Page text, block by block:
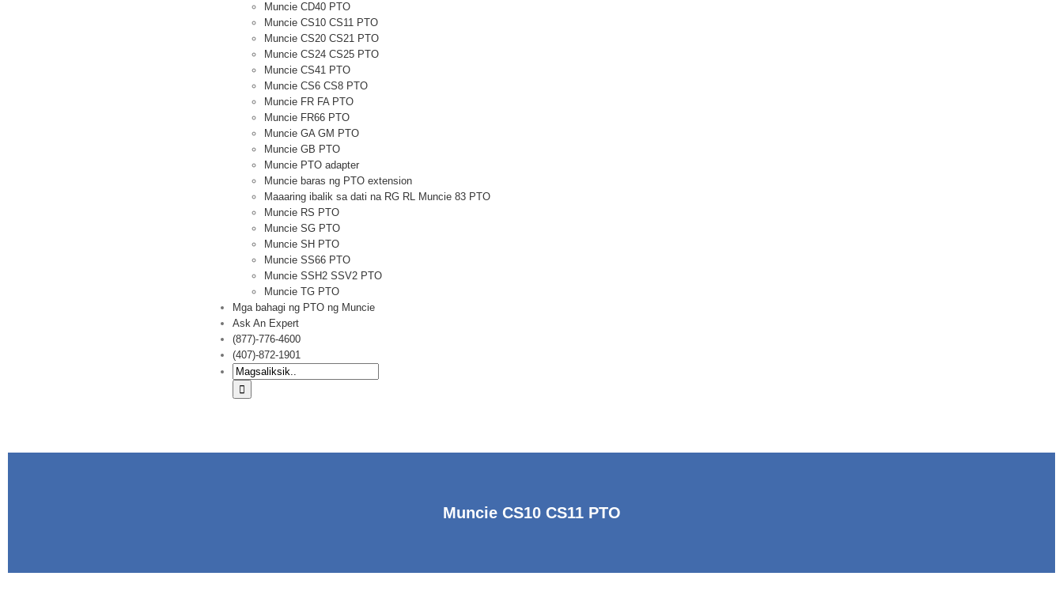
Muncie CD40 PTO
Muncie CS10 CS11 PTO
Muncie CS20 CS21 PTO
Muncie CS24 CS25 PTO
Muncie CS41 PTO
Muncie CS6 CS8 PTO
Muncie FR FA PTO
Muncie FR66 PTO
Muncie GA GM PTO
Muncie GB PTO
Muncie PTO adapter
Muncie baras ng PTO extension
Maaaring ibalik sa dati na RG RL Muncie 83 PTO
Muncie RS PTO
Muncie SG PTO
Muncie SH PTO
Muncie SS66 PTO
Muncie SSH2 SSV2 PTO
Muncie TG PTO
Mga bahagi ng PTO ng Muncie
Ask An Expert
(877)-776-4600
(407)-872-1901
Hanapin:
Muncie CS10 CS11 PTO